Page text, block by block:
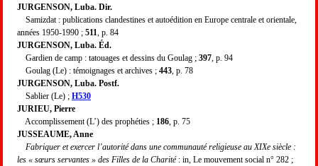
JURGENSON, Luba. Dir.
Samizdat : publications clandestines et autoédition en Europe centrale et orientale,
années 1950-1990 ; 511 , p. 84
JURGENSON, Luba. Éd.
Gardien de camp : tatouages et dessins du Goulag ; 397 , p. 94
Goulag (Le) : témoignages et archives ; 443 , p. 78
JURGENSON, Luba. Postf.
Sablier (Le) ; H530
JURIEU, Pierre
Accomplissement (L’) des prophéties ; 186 , p. 75
JUSSEAUME, Anne
Fabriquer et exercer l’autorité dans une communauté religieuse au XIXe siècle :
les « sœurs servantes » des Filles de la Charité: in, Le mouvement social n° 282 ;